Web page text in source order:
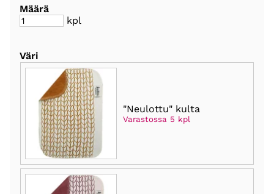
Määrä
kpl
Väri
"Neulottu" kulta
Varastossa 5 kpl